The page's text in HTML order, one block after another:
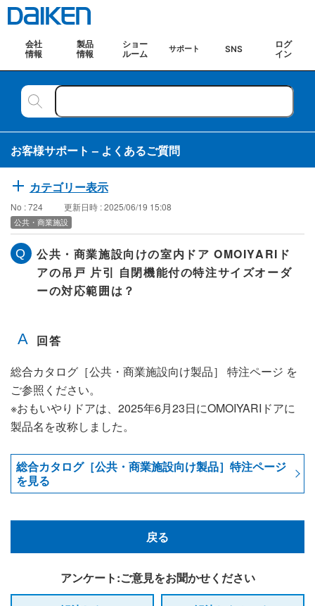
会社
情報
製品
情報
ショー
ルーム
サポート SNS
ログ
イン
お客様サポート – よくあるご質問
カテゴリー表示
No : 724 更新日時 : 2025/06/19 15:08
公共・商業施設
公共・商業施設向けの室内ドア OMOIYARIド
アの吊戸 片引 自閉機能付の特注サイズオーダ
ーの対応範囲は？
総合カタログ［公共・商業施設向け製品］ 特注ページ を
ご参照ください。
※おもいやりドアは、2025年6月23日にOMOIYARIドアに
製品名を改称しました。
総合カタログ［公共・商業施設向け製品］特注ページ
を見る
戻る
アンケート:ご意見をお聞かせください